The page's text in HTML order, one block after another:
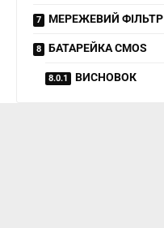
МЕРЕЖЕВИЙ ФІЛЬТР
БАТАРЕЙКА CMOS
ВИСНОВОК